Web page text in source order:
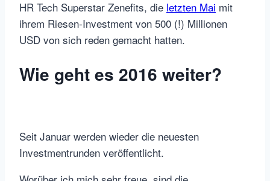
HR Tech Superstar Zenefits, die letzten Mai mit
ihrem Riesen-Investment von 500 (!) Millionen
USD von sich reden gemacht hatten.
Wie geht es 2016 weiter?
Seit Januar werden wieder die neuesten
Investmentrunden veröffentlicht.